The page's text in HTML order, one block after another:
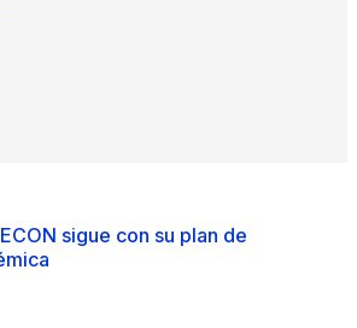
sigue con su plan de